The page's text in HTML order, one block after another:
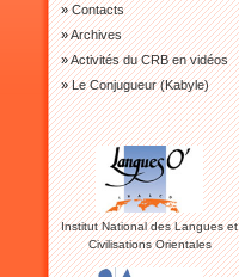
»Contacts
»Archives
»Activités du CRB en vidéos
»Le Conjugueur (Kabyle)
Institut National des Langues et
Civilisations Orientales